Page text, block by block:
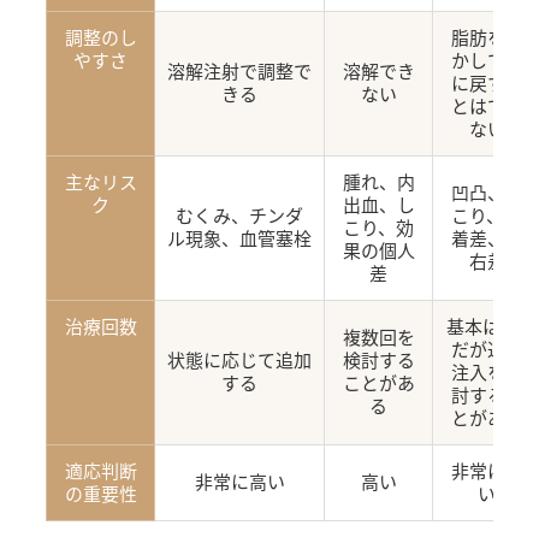
調整のし
やすさ
溶解注射で調整で
きる
溶解でき
ない
脂肪を溶
かして元
に戻すこ
とはでき
ない
主なリス
ク
むくみ、チンダ
ル現象、血管塞栓
腫れ、内
出血、し
こり、効
果の個人
差
凹凸、し
こり、定
着差、左
右差
治療回数
状態に応じて追加
する
複数回を
検討する
ことがあ
る
基本は1回
だが追加
注入を検
討するこ
とがある
適応判断
の重要性
非常に高い 高い
非常に高
い